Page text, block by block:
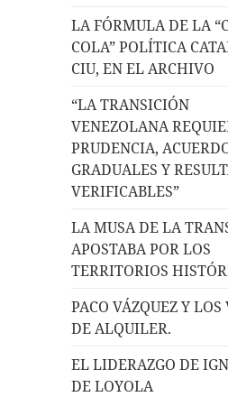
LA FÓRMULA DE LA
COLA” POLÍTICA
CIU, EN EL ARCHIVO
“LA TRANSICIÓN
VENEZOLANA
PRUDENCIA,
GRADUALES Y
VERIFICABLES”
LA MUSA DE LA
APOSTABA POR LOS
TERRITORIOS
PACO VÁZQUEZ Y LOS
DE ALQUILER.
EL LIDERAZGO DE
DE LOYOLA